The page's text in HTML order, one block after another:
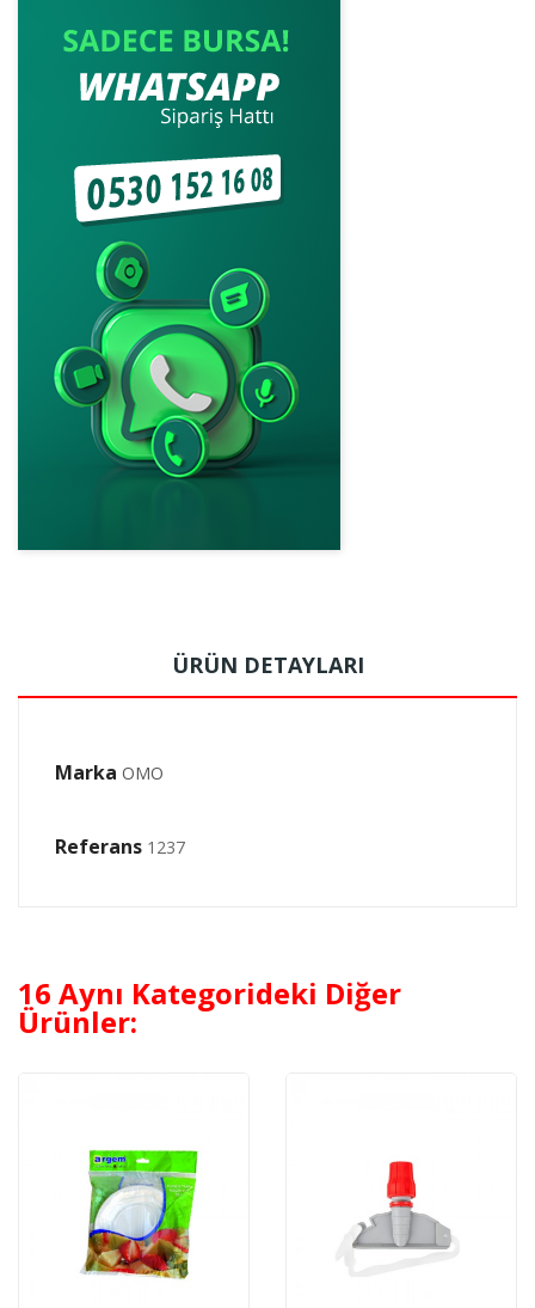
ÜRÜN DETAYLARI
Marka OMO
Referans 1237
16 Aynı Kategorideki Diğer
Ürünler: